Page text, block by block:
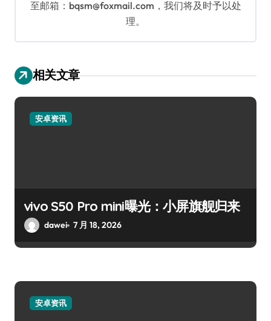
至邮箱：bqsm@foxmail.com，我们将及时予以处
理。
相关文章
安卓资讯
vivo S50 Pro mini曝光：小屏旗舰归来
dawei 7 月 18, 2026
安卓资讯